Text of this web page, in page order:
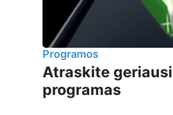
Programos
Atraskite
programas